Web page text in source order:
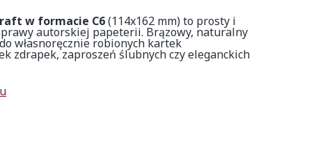
w formacie C6(114x162 mm) to prosty i
autorskiej papeterii. Brązowy, naturalny
własnoręcznie robionych kartek
zdrapek, zaproszeń ślubnych czy eleganckich